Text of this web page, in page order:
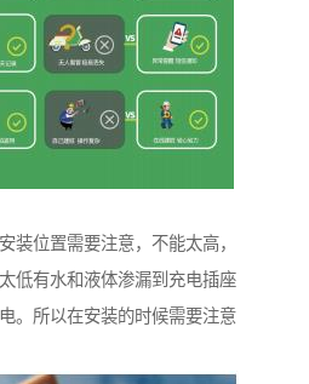
装位置需要注意，不能太高，
低有水和液体渗漏到充电插座
。所以在安装的时候需要注意